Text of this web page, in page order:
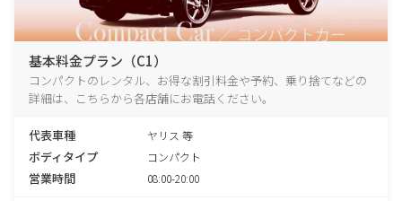
基本料金プラン（C1）
コンパクトのレンタル、お得な割引料金や予約、乗り捨てなどの
詳細は、こちらから各店舗にお電話ください。
代表車種 ヤリス 等
ボディタイプ コンパクト
営業時間 08:00-20:00